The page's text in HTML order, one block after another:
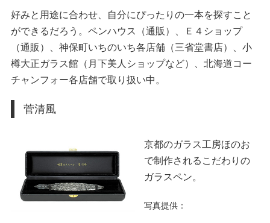
好みと用途に合わせ、自分にぴったりの一本を探すこと
ができるだろう。ペンハウス（通販）、Ｅ４ショップ
（通販）、神保町いちのいち各店舗（三省堂書店）、小
樽大正ガラス館（月下美人ショップなど）、北海道コー
チャンフォー各店舗で取り扱い中。
菅清風
京都のガラス工房ほのお
で制作されるこだわりの
ガラスペン。
写真提供：